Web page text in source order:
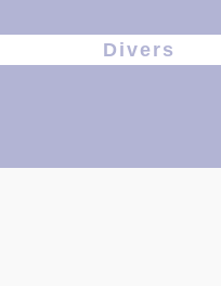
Divers